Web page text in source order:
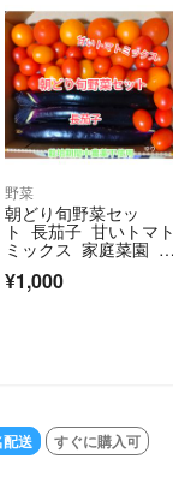
野菜
朝どり旬野菜セッ
ト 長茄子 甘いトマト
ミックス 家庭菜園 栽
培期間中農薬不使用
¥1,000
送 すぐに購入可